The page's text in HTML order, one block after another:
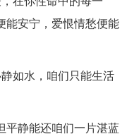
能安宁，爱恨情愁便能
如水，咱们只能生活
平静能还咱们一片湛蓝